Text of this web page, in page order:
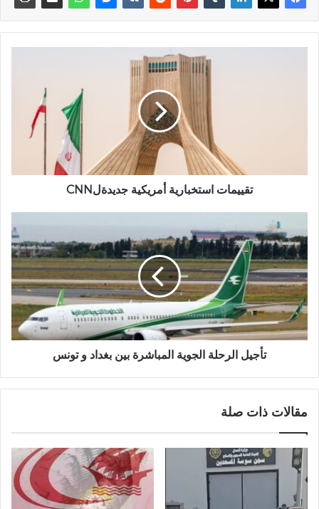
‏تقييمات استخبارية أمريكية جديدةلCNN
تأجيل الرحلة الجوية المباشرة بين بغداد و تونس
مقالات ذات صلة